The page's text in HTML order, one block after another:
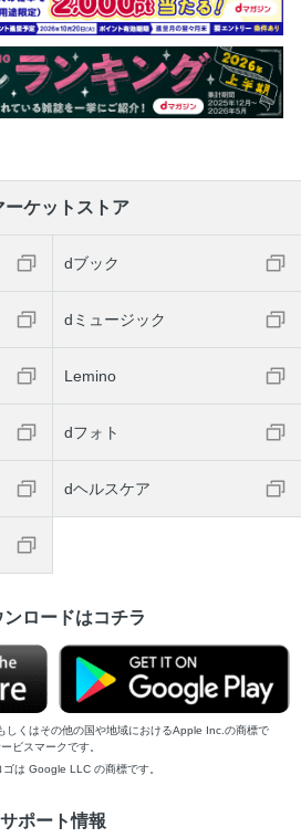
ーケットストア
dブック
dミュージック
Lemino
dフォト
dヘルスケア
ロードはコチラ
くはその他の国や地域におけるApple Inc.の商標で
ビスマークです。
は Google LLC の商標です。
サポート情報